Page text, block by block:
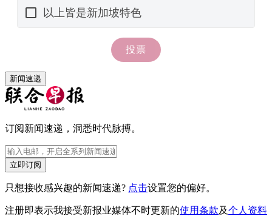
新闻速递
订阅新闻速递，洞悉时代脉搏。
立即订阅
只想接收感兴趣的新闻速递? 点击设置您的偏好。
注册即表示我接受新报业媒体不时更新的使用条款及个人资料